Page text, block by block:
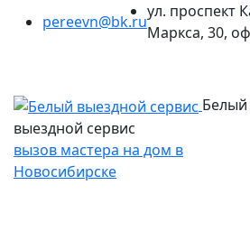
pereevn@bk.ru
ул. проспект
Маркса, 30,
Белый
выездной сервис
вызов мастера на дом в
Новосибирске